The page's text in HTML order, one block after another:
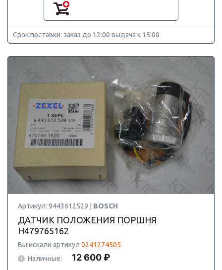
Срок поставки: заказ до 12:00 выдача к 15:00
Артикул: 9443612529 | BOSCH
ДАТЧИК ПОЛОЖЕНИЯ ПОРШНЯ
H479765162
Вы искали артикул 0241274505
Наличные:
12 600 ₽